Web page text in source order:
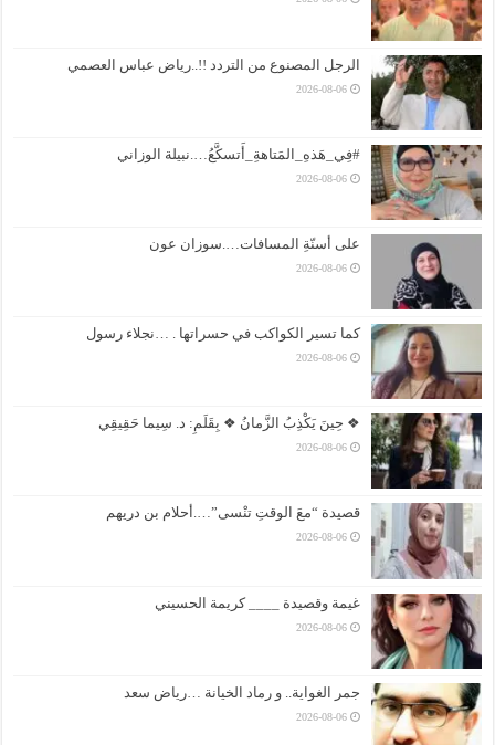
الرجل المصنوع من التردد !!..رياض عباس العصمي
2026-08-06
#فِي_هَذهِ_المَتاهةِ_أَتسكَّعُ….نبيلة الوزاني
2026-08-06
على أسنّةِ المسافات….سوزان عون
2026-08-06
كما تسير الكواكب في حسراتها . …نجلاء رسول
2026-08-06
❖ حِينَ يَكْذِبُ الزَّمانُ ❖ بِقَلَمِ: د. سِيما حَقِيقِي
2026-08-06
قصيدة “معَ الوقتِ تنْسى”….أحلام بن دريهم
2026-08-06
غيمة وقصيدة ____ كريمة الحسيني
2026-08-06
جمر الغواية.. و رماد الخيانة …رياض سعد
2026-08-06